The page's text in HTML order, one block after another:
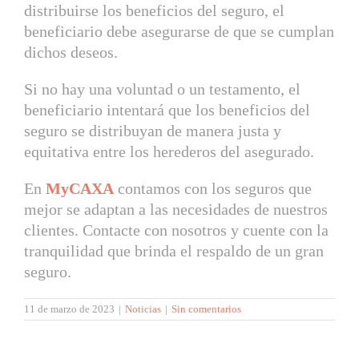
distribuirse los beneficios del seguro, el
beneficiario debe asegurarse de que se cumplan
dichos deseos.
Si no hay una voluntad o un testamento, el
beneficiario intentará que los beneficios del
seguro se distribuyan de manera justa y
equitativa entre los herederos del asegurado.
En MyCAXA contamos con los seguros que
mejor se adaptan a las necesidades de nuestros
clientes. Contacte con nosotros y cuente con la
tranquilidad que brinda el respaldo de un gran
seguro.
11 de marzo de 2023 | Noticias | Sin comentarios